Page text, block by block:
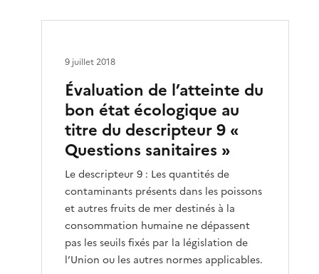
Évaluation de l’atteinte du
bon état écologique au
titre du descripteur 9 «
Questions sanitaires »
Le descripteur 9 : Les quantités de
contaminants présents dans les poissons
et autres fruits de mer destinés à la
consommation humaine ne dépassent
pas les seuils fixés par la législation de
l’Union ou les autres normes applicables.
9 juillet 2018